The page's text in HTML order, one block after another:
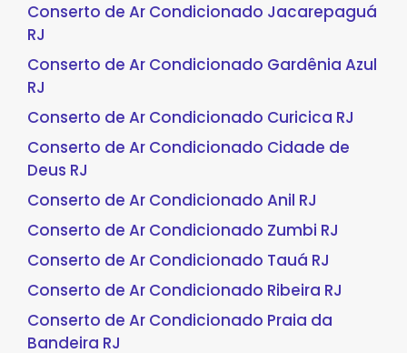
Conserto de Ar Condicionado Jacarepaguá
RJ
Conserto de Ar Condicionado Gardênia Azul
RJ
Conserto de Ar Condicionado Curicica RJ
Conserto de Ar Condicionado Cidade de
Deus RJ
Conserto de Ar Condicionado Anil RJ
Conserto de Ar Condicionado Zumbi RJ
Conserto de Ar Condicionado Tauá RJ
Conserto de Ar Condicionado Ribeira RJ
Conserto de Ar Condicionado Praia da
Bandeira RJ